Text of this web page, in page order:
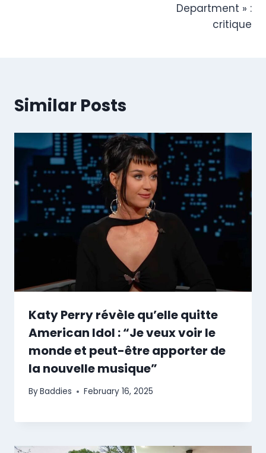
Department » :
critique
Similar Posts
Katy Perry révèle qu’elle quitte
American Idol : “Je veux voir le
monde et peut-être apporter de
la nouvelle musique”
ByBaddies February 16, 2025